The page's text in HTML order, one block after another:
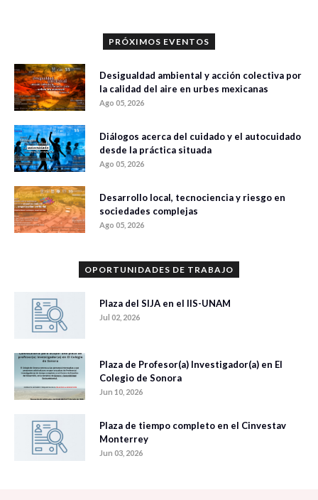
PRÓXIMOS EVENTOS
Desigualdad ambiental y acción colectiva por
la calidad del aire en urbes mexicanas
Ago 05, 2026
Diálogos acerca del cuidado y el autocuidado
desde la práctica situada
Ago 05, 2026
Desarrollo local, tecnociencia y riesgo en
sociedades complejas
Ago 05, 2026
OPORTUNIDADES DE TRABAJO
Plaza del SIJA en el IIS-UNAM
Jul 02, 2026
Plaza de Profesor(a) Investigador(a) en El
Colegio de Sonora
Jun 10, 2026
Plaza de tiempo completo en el Cinvestav
Monterrey
Jun 03, 2026